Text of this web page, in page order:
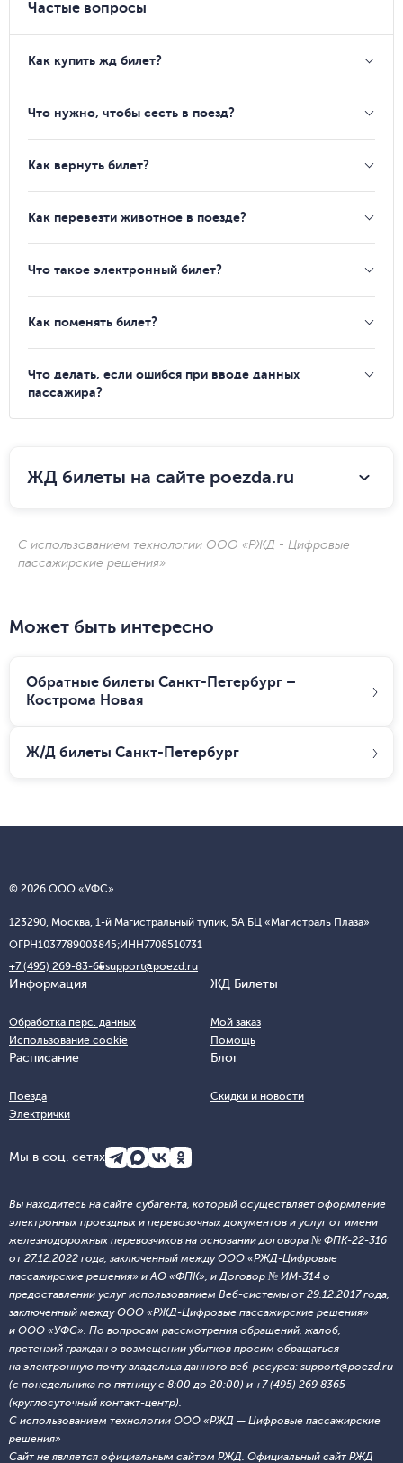
Частые вопросы
Как купить жд билет?
Что нужно, чтобы сесть в поезд?
Как вернуть билет?
Как перевезти животное в поезде?
Что такое электронный билет?
Как поменять билет?
Что делать, если ошибся при вводе данных
пассажира?
ЖД билеты на сайте poezda.ru
С использованием технологии ООО «РЖД - Цифровые
пассажирские решения»
Может быть интересно
Обратные билеты Санкт-Петербург –
Кострома Новая
Ж/Д билеты Санкт-Петербург
© 2026 ООО «УФС»
123290, Москва, 1-й Магистральный тупик, 5А БЦ «Магистраль Плаза»
ОГРН1037789003845;ИНН7708510731
+7 (495) 269-83-65support@poezd.ru
Информация
Обработка перс. данных
Использование cookie
ЖД Билеты
Мой заказ
Помощь
Расписание
Поезда
Электрички
Блог
Скидки и новости
Мы в соц. сетях
Вы находитесь на сайте субагента, который осуществляет оформление
электронных проездных и перевозочных документов и услуг от имени
железнодорожных перевозчиков на основании договора № ФПК-22-316
от 27.12.2022 года, заключенный между ООО «РЖД-Цифровые
пассажирские решения» и АО «ФПК», и Договор № ИМ-314 о
предоставлении услуг использованием Веб-системы от 29.12.2017 года,
заключенный между ООО «РЖД-Цифровые пассажирские решения»
и ООО «УФС». По вопросам рассмотрения обращений, жалоб,
претензий граждан о возмещении убытков просим обращаться
на электронную почту владельца данного веб-ресурса: support@poezd.ru
(с понедельника по пятницу с 8:00 до 20:00) и +7 (495) 269 8365
(круглосуточный контакт-центр).
С использованием технологии ООО «РЖД — Цифровые пассажирские
решения»
Сайт не является официальным сайтом РЖД. Официальный сайт РЖД